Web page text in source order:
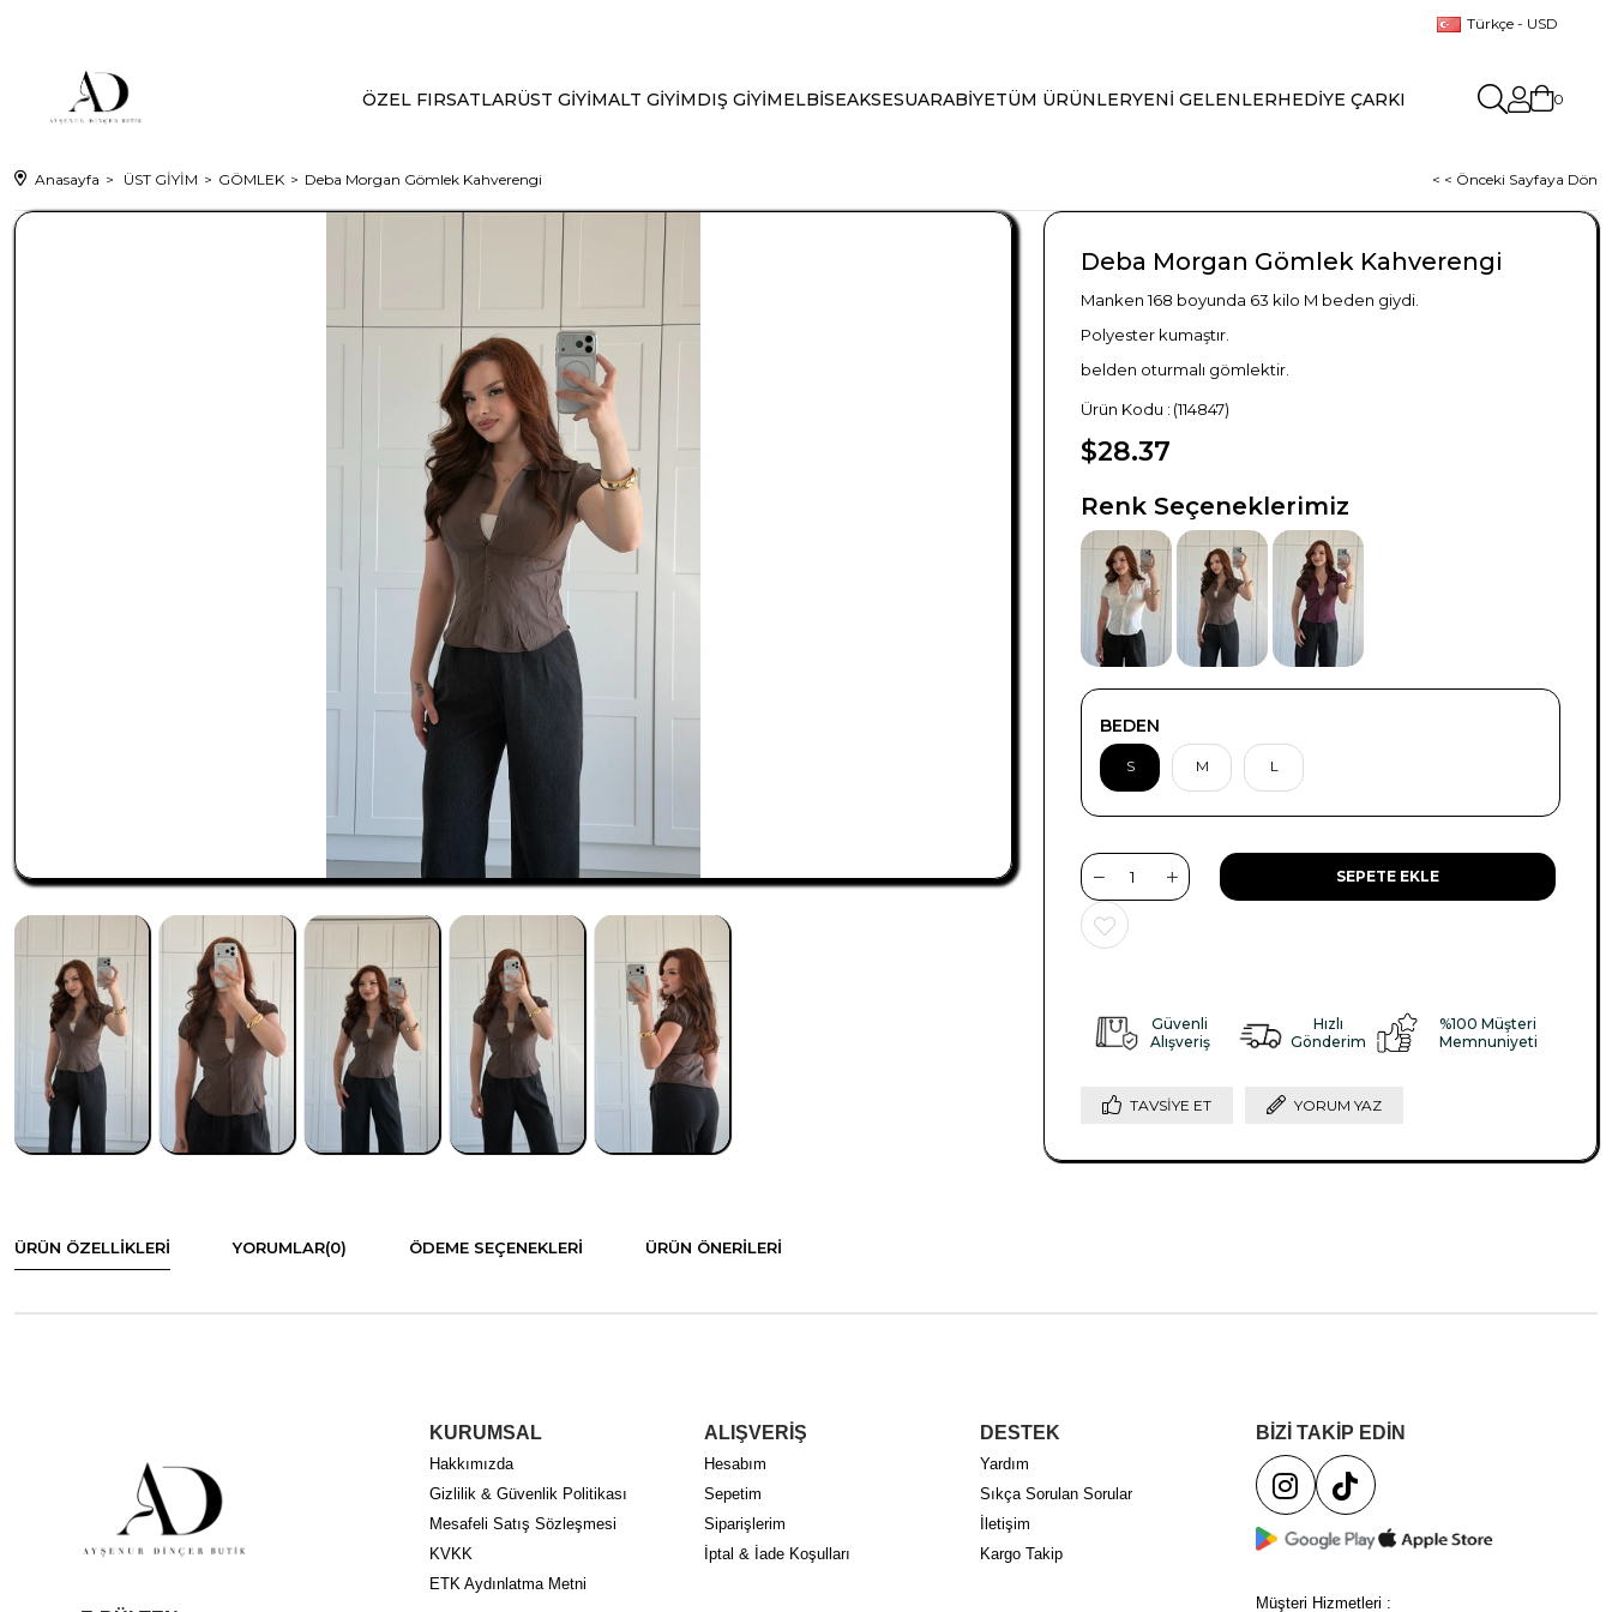
Türkçe - USD
ÖZEL FIRSATLARÜST GİYİMALT GİYİMDIŞ GİYİMELBİSEAKSESUARABİYETÜM ÜRÜNLERYENİ GELENLERHEDİYE ÇARKI 0
Anasayfa ÜST GİYİM GÖMLEK Deba Morgan Gömlek Kahverengi < < Önceki Sayfaya Dön
Deba Morgan Gömlek Kahverengi
Manken 168 boyunda 63 kilo M beden giydi.
Polyester kumaştır.
belden oturmalı gömlektir.
(114847)
$28.37
Renk Seçeneklerimiz
BEDEN
S M L
Güvenli
Alışveriş
Hızlı
Gönderim
%100 Müşteri
Memnuniyeti
TAVSIYE ET YORUM YAZ
ÜRÜN ÖZELLIKLERI YORUMLAR(0) ÖDEME SEÇENEKLERI ÜRÜN ÖNERILERI
KURUMSAL
Hakkımızda
Gizlilik & Güvenlik Politikası
Mesafeli Satış Sözleşmesi
KVKK
ETK Aydınlatma Metni
ALIŞVERİŞ
Hesabım
Sepetim
Siparişlerim
İptal & İade Koşulları
DESTEK
Yardım
Sıkça Sorulan Sorular
İletişim
Kargo Takip
BİZİ TAKİP EDİN
Müşteri Hizmetleri :